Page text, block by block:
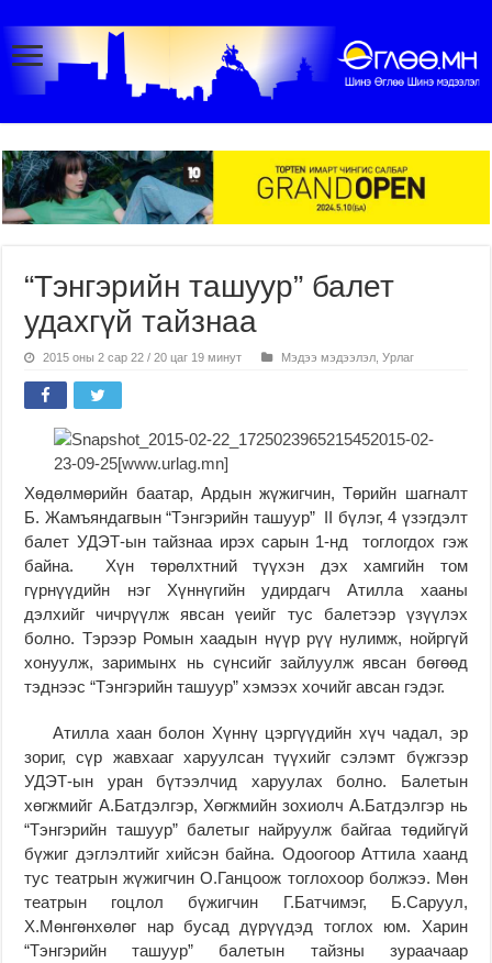
“Тэнгэрийн ташуур” балет
удахгүй тайзнаа
2015 оны 2 сар 22 / 20 цаг 19 минут Мэдээ мэдээлэл ,Урлаг
Хөдөлмөрийн баатар, Ардын жүжигчин, Төрийн шагналт
Б. Жамъяндагвын “Тэнгэрийн ташуур” II бүлэг, 4 үзэгдэлт
балет УДЭТ-ын тайзнаа ирэх сарын 1-нд тоглогдох гэж
байна. Хүн төрөлхтний түүхэн дэх хамгийн том
гүрнүүдийн нэг Хүннүгийн удирдагч Атилла хааны
дэлхийг чичрүүлж явсан үеийг тус балетээр үзүүлэх
болно. Тэрээр Ромын хаадын нүүр рүү нулимж, нойргүй
хонуулж, заримынх нь сүнсийг зайлуулж явсан бөгөөд
тэднээс “Тэнгэрийн ташуур” хэмээх хочийг авсан гэдэг.
Атилла хаан болон Хүннү цэргүүдийн хүч чадал, эр
зориг, сүр жавхааг харуулсан түүхийг сэлэмт бүжгээр
УДЭТ-ын уран бүтээлчид харуулах болно. Балетын
хөгжмийг А.Батдэлгэр, Хөгжмийн зохиолч А.Батдэлгэр нь
“Тэнгэрийн ташуур” балетыг найруулж байгаа төдийгүй
бүжиг дэглэлтийг хийсэн байна. Одоогоор Аттила хаанд
тус театрын жүжигчин О.Ганцоож тоглохоор болжээ. Мөн
театрын гоцлол бүжигчин Г.Батчимэг, Б.Саруул,
Х.Мөнгөнхөлөг нар бусад дүрүүдэд тоглох юм. Харин
“Тэнгэрийн ташуур” балетын тайзны зураачаар